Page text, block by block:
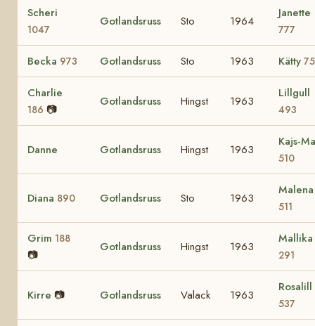
Scheri
1047
Gotlandsruss Sto 1964
Janette
777
Becka 973 Gotlandsruss Sto 1963 Kätty
Charlie
186 📷
Gotlandsruss Hingst 1963
Lillgull
493
Danne Gotlandsruss Hingst 1963
Kajs-
510
Diana 890 Gotlandsruss Sto 1963
Malena
511
Grim 188
📷
Gotlandsruss Hingst 1963
Mallika
291
Kirre 📷 Gotlandsruss Valack 1963
Rosalill
537